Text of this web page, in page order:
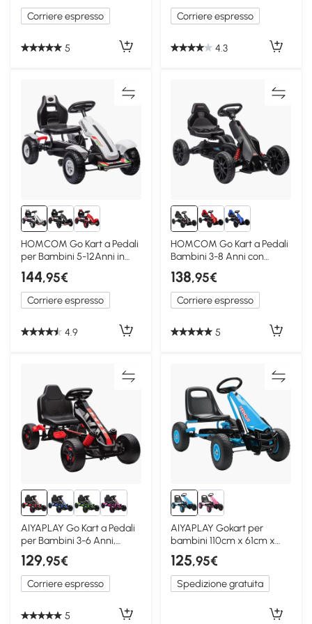
Corriere espresso
5
Corriere espresso
4.3
HOMCOM Go Kart a Pedali
per Bambini 5-12Anni in
Plastica,Metallo
144,95€
Corriere espresso
4.9
HOMCOM Go Kart a Pedali
Bambini 3-8 Anni con
Sedile Regolabile
138,95€
Corriere espresso
5
AIYAPLAY Go Kart a Pedali
per Bambini 3-6 Anni,
Rosso
129,95€
Corriere espresso
5
AIYAPLAY Gokart per
bambini 110cm x 61cm x
62cm blu
125,95€
Spedizione gratuita